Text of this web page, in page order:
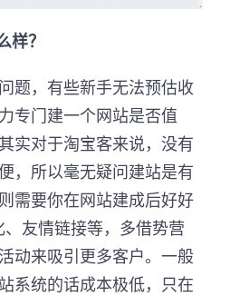
样？
题，有些新手无法预估收
专门建一个网站是否值
实对于淘宝客来说，没有
，所以毫无疑问建站是有
需要你在网站建成后好好
友情链接等，多借势营
动来吸引更多客户。一般
系统的话成本极低，只在